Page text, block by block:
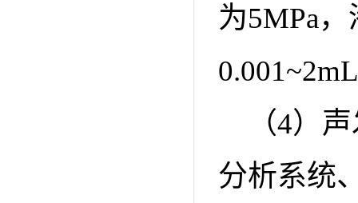
为5MPa
（4）
分析系统